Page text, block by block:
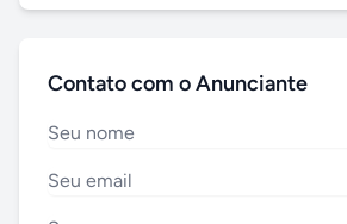
Contato com o Anunciante